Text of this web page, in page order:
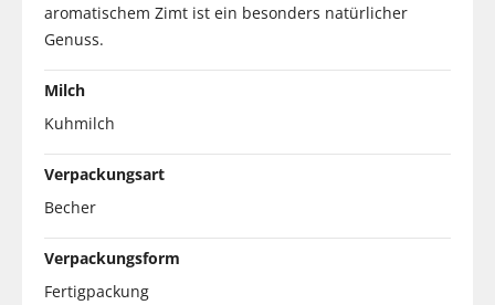
aromatischem Zimt ist ein besonders natürlicher
Genuss.
Milch
Kuhmilch
Verpackungsart
Becher
Verpackungsform
Fertigpackung